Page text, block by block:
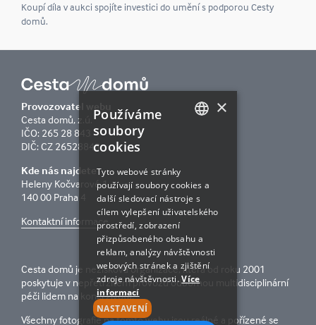
Koupí díla v aukci spojíte investici do umění s podporou Cesty
domů.
Provozovatel webu
Cesta domů, z.ú.
IČO: 265 28 843
DIČ: CZ 26528843
Kde nás najdete
Heleny Kočvarové 1
140 00 Praha 4
Kontaktní informace
Cesta domů je nezisková organizace, která od roku 2001
poskytuje v nepřetržitém provozu odbornou multidisciplinární
péči lidem na konci života.
Všechny fotografie na tomto webu jsou reálné a pořízené se
×
Používáme
soubory
cookies
Tyto webové stránky
používají soubory cookies a
další sledovací nástroje s
cílem vylepšení uživatelského
prostředí, zobrazení
přizpůsobeného obsahu a
reklam, analýzy návštěvnosti
webových stránek a zjištění
zdroje návštěvnosti.Více
informací
NASTAVENÍ